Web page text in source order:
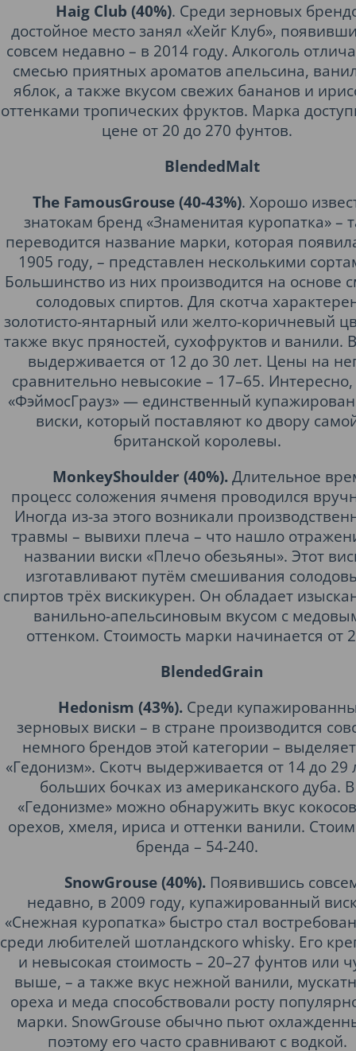
Haig Club (40%). Среди зерновых
достойное место занял «Хейг Клуб»,
совсем недавно – в 2014 году. Алкоголь
смесью приятных ароматов апельсина,
яблок, а также вкусом свежих бананов и
оттенками тропических фруктов. Марка
цене от 20 до 270 фунтов.
BlendedMalt
The FamousGrouse (40-43%). Хорошо
знатокам бренд «Знаменитая куропатка» –
переводится название марки, которая
1905 году, – представлен несколькими
Большинство из них производится на основе
солодовых спиртов. Для скотча
золотисто-янтарный или желто-коричневый
также вкус пряностей, сухофруктов и ванили.
выдерживается от 12 до 30 лет. Цены на
сравнительно невысокие – 17–65. Интересно,
«ФэймосГрауз» — единственный
виски, который поставляют ко двору
британской королевы.
MonkeyShoulder (40%). Длительное
процесс соложения ячменя проводился
Иногда из-за этого возникали
травмы – вывихи плеча – что нашло
названии виски «Плечо обезьяны». Этот
изготавливают путём смешивания
спиртов трёх вискикурен. Он обладает
ванильно-апельсиновым вкусом с
оттенком. Стоимость марки начинается от
BlendedGrain
Hedonism (43%). Среди
зерновых виски – в стране производится
немного брендов этой категории –
«Гедонизм». Скотч выдерживается от 14 до 29
больших бочках из американского дуба. В
«Гедонизме» можно обнаружить вкус
орехов, хмеля, ириса и оттенки ванили.
бренда – 54-240.
SnowGrouse (40%). Появившись
недавно, в 2009 году, купажированный
«Снежная куропатка» быстро стал
среди любителей шотландского whisky. Его
и невысокая стоимость – 20–27 фунтов или
выше, – а также вкус нежной ванили,
ореха и меда способствовали росту
марки. SnowGrouse обычно пьют
поэтому его часто сравнивают с водкой.